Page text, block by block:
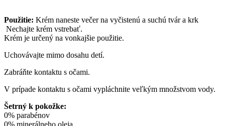
Použitie: Krém naneste večer na vyčistenú a suchú tvár a krk
Nechajte krém vstrebať.
Krém je určený na vonkajšie použitie.
Uchovávajte mimo dosahu detí.
Zabráňte kontaktu s očami.
V prípade kontaktu s očami vypláchnite veľkým množstvom vody.
Šetrný k pokožke:
0% parabénov
0% minerálneho oleja